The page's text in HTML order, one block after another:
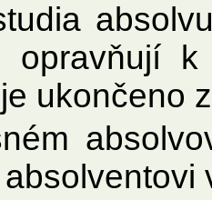
opravňují
ukončeno